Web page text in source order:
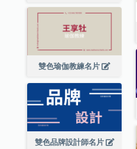
雙色瑜伽教練名片
雙色品牌設計師名片